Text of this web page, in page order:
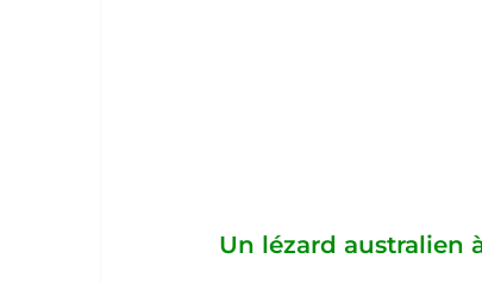
Un lézard australien